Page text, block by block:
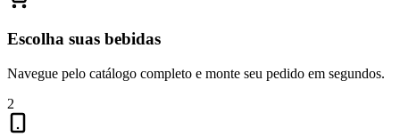
Escolha suas bebidas
Navegue pelo catálogo completo e monte seu pedido em segundos.
2